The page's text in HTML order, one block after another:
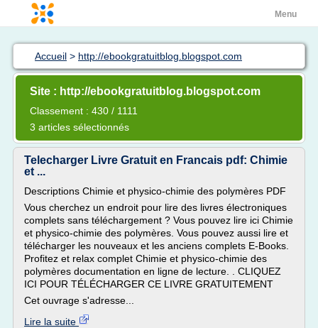
Menu
Accueil > http://ebookgratuitblog.blogspot.com
Site : http://ebookgratuitblog.blogspot.com
Classement : 430 / 1111
3 articles sélectionnés
Telecharger Livre Gratuit en Francais pdf: Chimie
et ...
Descriptions Chimie et physico-chimie des polymères PDF
Vous cherchez un endroit pour lire des livres électroniques
complets sans téléchargement ? Vous pouvez lire ici Chimie
et physico-chimie des polymères. Vous pouvez aussi lire et
télécharger les nouveaux et les anciens complets E-Books.
Profitez et relax complet Chimie et physico-chimie des
polymères documentation en ligne de lecture. . CLIQUEZ
ICI POUR TÉLÉCHARGER CE LIVRE GRATUITEMENT
Cet ouvrage s'adresse...
Lire la suite